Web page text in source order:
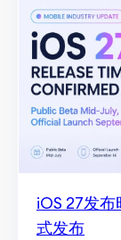
iOS 27发
式发布